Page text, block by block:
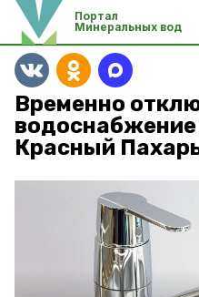
Портал
Минеральных вод
Временно
водоснабжение
Красный